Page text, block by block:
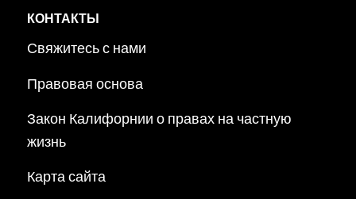
КОНТАКТЫ
Свяжитесь с нами
Правовая основа
Закон Калифорнии о правах на частную
жизнь
Карта сайта